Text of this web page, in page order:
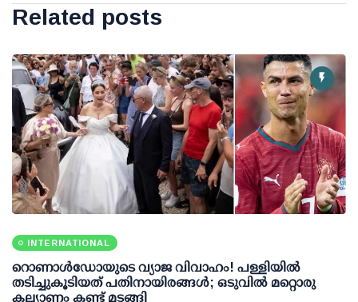
Related posts
INTERNATIONAL
റൊണാള്‍ഡോയുടെ വ്യാജ വിവാഹം! പള്ളിയില്‍
തടിച്ചുകൂടിയത് പതിനായിരങ്ങള്‍; ഒടുവില്‍ മറ്റൊരു
കല്ല്യാണം കണ്ട് മടങ്ങി